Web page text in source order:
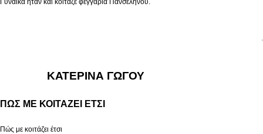
Γυναίκα ήταν και κοίταζε φεγγάρια Πανσελήνου.
.
ΚΑΤΕΡΙΝΑ ΓΩΓΟΥ
ΠΩΣ ΜΕ ΚΟΙΤΑΖΕΙ ΕΤΣΙ
Πώς με κοιτάζει έτσι